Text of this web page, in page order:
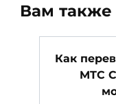
Вам также
Как
MTC